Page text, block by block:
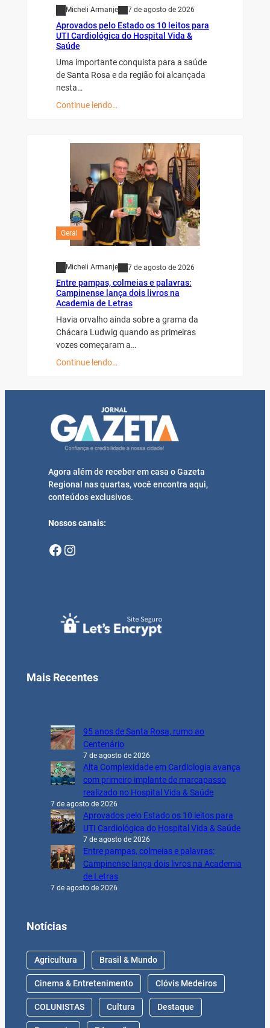
Micheli Armanje 7 de agosto de 2026
Aprovados pelo Estado os 10 leitos para
UTI Cardiológica do Hospital Vida &
Saúde
Uma importante conquista para a saúde
de Santa Rosa e da região foi alcançada
nesta…
Continue lendo…
Geral
Micheli Armanje 7 de agosto de 2026
Entre pampas, colmeias e palavras:
Campinense lança dois livros na
Academia de Letras
Havia orvalho ainda sobre a grama da
Chácara Ludwig quando as primeiras
vozes começaram a…
Continue lendo…
Agora além de receber em casa o Gazeta
Regional nas quartas, você encontra aqui,
conteúdos exclusivos.
Nossos canais:
Facebook Instagram
Mais Recentes
95 anos de Santa Rosa, rumo ao
Centenário
7 de agosto de 2026
Alta Complexidade em Cardiologia avança
com primeiro implante de marcapasso
realizado no Hospital Vida & Saúde
7 de agosto de 2026
Aprovados pelo Estado os 10 leitos para
UTI Cardiológica do Hospital Vida & Saúde
7 de agosto de 2026
Entre pampas, colmeias e palavras:
Campinense lança dois livros na Academia
de Letras
7 de agosto de 2026
Notícias
Agricultura Brasil & Mundo
Cinema & Entretenimento Clóvis Medeiros
COLUNISTAS Cultura Destaque